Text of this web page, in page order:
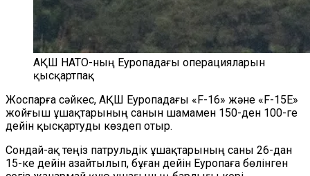
АҚШ НАТО-ның Еуропадағы операцияларын
қысқартпақ
Жоспарға сәйкес, АҚШ Еуропадағы «F-16» және «F-15E»
жойғыш ұшақтарының санын шамамен 150-ден 100-ге
дейін қысқартуды көздеп отыр.
Сондай-ақ теңіз патрульдік ұшақтарының саны 26-дан
15-ке дейін азайтылып, бұған дейін Еуропаға бөлінген